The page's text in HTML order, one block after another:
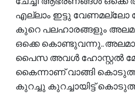
എല്ലാം ഇട്ടു വേണമല്ലോ
കുറെ പലഹാരങ്ങളും
ഒക്കെ കൊണ്ടുവന്നു..
പൈസ അവൾ ഹോസ്റ്റൽ മേറ്റ്‌
കൈന്നാണ് വാങ്ങി
കുറച്ചു കുറച്ചായിട്ട്